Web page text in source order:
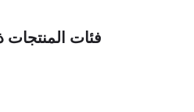
فئات المنتجات